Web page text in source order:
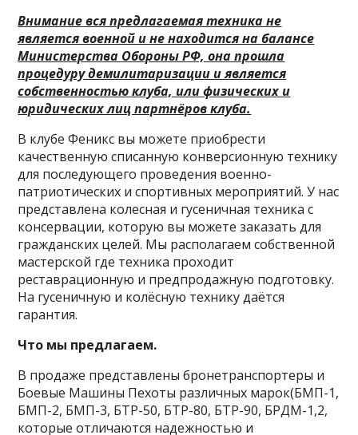
Внимание вся предлагаемая техника не
является военной и не находится на балансе
Министерства Обороны РФ, она прошла
процедуру демилитаризации и является
собственностью клуба, или физических и
юридических лиц партнёров клуба.
В клубе Феникс вы можете приобрести
качественную списанную конверсионную технику
для последующего проведения военно-
патриотических и спортивных мероприятий. У нас
представлена колесная и гусеничная техника с
консервации, которую вы можете заказать для
гражданских целей. Мы располагаем собственной
мастерской где техника проходит
реставрационную и предпродажную подготовку.
На гусеничную и колёсную технику даётся
гарантия.
Что мы предлагаем.
В продаже представлены бронетранспортеры и
Боевые Машины Пехоты различных марок(БМП-1,
БМП-2, БМП-3, БТР-50, БТР-80, БТР-90, БРДМ-1,2,
которые отличаются надежностью и